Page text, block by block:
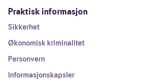
Praktisk informasjon
Sikkerhet
Økonomisk kriminalitet
Personvern
Informasjonskapsler